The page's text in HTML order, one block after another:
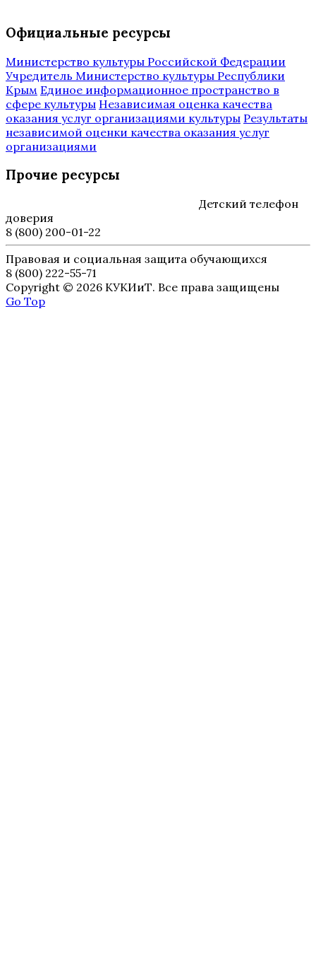
Официальные ресурсы
Министерство культуры Российской Федерации
Учредитель Министерство культуры Республики
Крым Единое информационное пространство в
сфере культуры Независимая оценка качества
оказания услуг организациями культуры Результаты
независимой оценки качества оказания услуг
организациями
Прочие ресурсы
Детский телефон
доверия
8 (800) 200-01-22
Правовая и социальная защита обучающихся
8 (800) 222-55-71
Copyright © 2026 КУКИиТ. Все права защищены
Go Top